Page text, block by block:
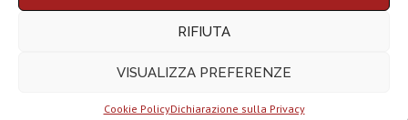
RIFIUTA
VISUALIZZA PREFERENZE
Cookie PolicyDichiarazione sulla Privacy
Questo blog non rappresenta una testata giornalistica in quanto viene aggiornato
Affiliazione Amazon EU, un programma che eroga ai siti una commissione
Tech4Dummies riceve un guadagno dagli acquisti idonei.
Iliad Fibra, nuova